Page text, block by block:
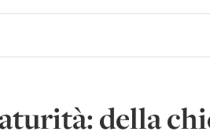
della